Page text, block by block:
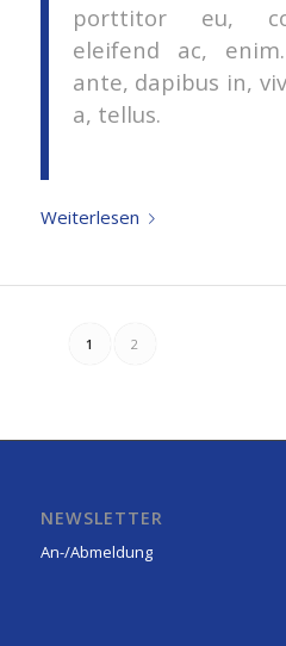
porttitor eu,
eleifend ac,
ante, dapibus in,
a, tellus.
Weiterlesen
1 2
NEWSLETTER
An-/Abmeldung